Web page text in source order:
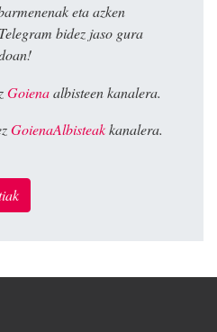
eta azken
bidez jaso gura
Goienaalbisteen kanalera.
GoienaAlbisteakkanalera.